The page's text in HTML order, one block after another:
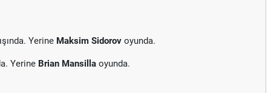
Yerine Maksim Sidorov oyunda.
Yerine Brian Mansilla oyunda.